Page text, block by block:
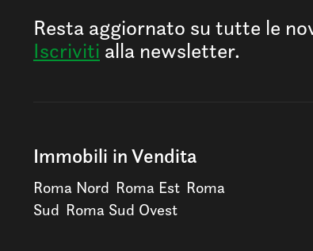
Resta aggiornato su tutte le
Iscriviti alla newsletter.
Immobili in Vendita
Roma Nord Roma Est Roma
Sud Roma Sud Ovest